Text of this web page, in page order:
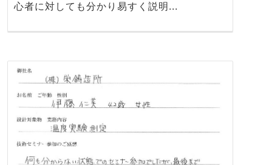
心者に対しても分かり易すく説明...